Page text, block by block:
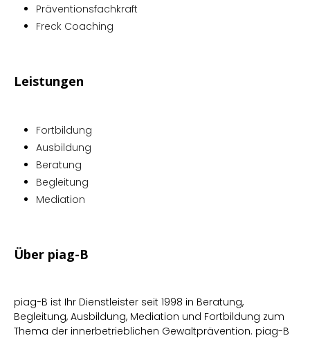
Präventionsfachkraft
Freck Coaching
Leistungen
Fortbildung
Ausbildung
Beratung
Begleitung
Mediation
Über piag-B
piag-B ist Ihr Dienstleister seit 1998 in Beratung,
Begleitung, Ausbildung, Mediation und Fortbildung zum
Thema der innerbetrieblichen Gewaltprävention. piag-B